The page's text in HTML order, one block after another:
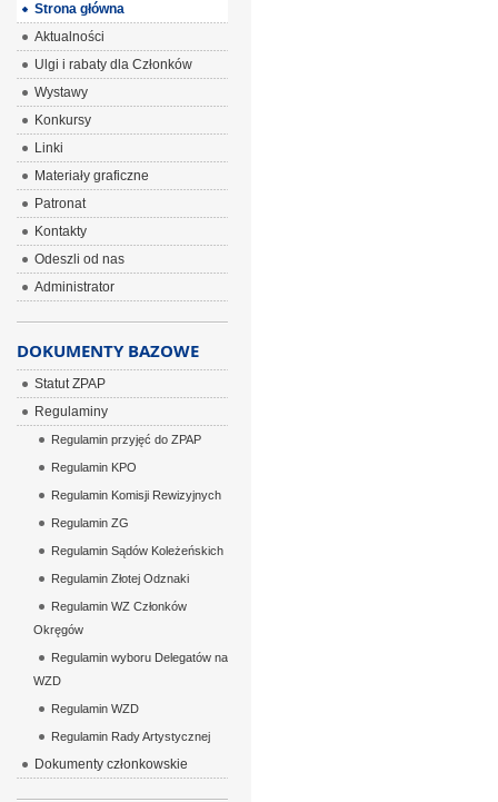
Strona główna
Aktualności
Ulgi i rabaty dla Członków
Wystawy
Konkursy
Linki
Materiały graficzne
Patronat
Kontakty
Odeszli od nas
Administrator
DOKUMENTY BAZOWE
Statut ZPAP
Regulaminy
Regulamin przyjęć do ZPAP
Regulamin KPO
Regulamin Komisji Rewizyjnych
Regulamin ZG
Regulamin Sądów Koleżeńskich
Regulamin Złotej Odznaki
Regulamin WZ Członków
Okręgów
Regulamin wyboru Delegatów na
WZD
Regulamin WZD
Regulamin Rady Artystycznej
Dokumenty członkowskie